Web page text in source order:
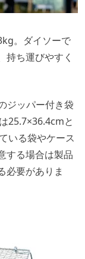
。ダイソーで
持ち運びやすく
ジッパー付き袋
25.7×36.4cmと
いる袋やケース
する場合は製品
必要がありま